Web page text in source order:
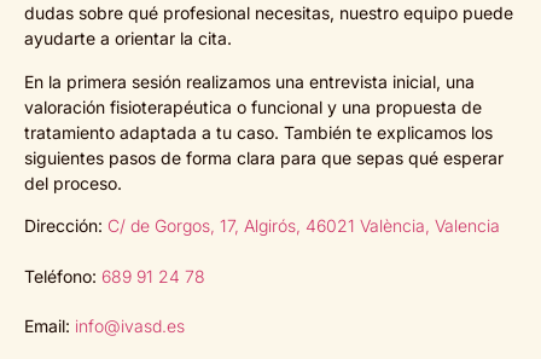
dudas sobre qué profesional necesitas, nuestro equipo puede
ayudarte a orientar la cita.
En la primera sesión realizamos una entrevista inicial, una
valoración fisioterapéutica o funcional y una propuesta de
tratamiento adaptada a tu caso. También te explicamos los
siguientes pasos de forma clara para que sepas qué esperar
del proceso.
Dirección: C/ de Gorgos, 17, Algirós, 46021 València, Valencia
Teléfono: 689 91 24 78
Email: info@ivasd.es